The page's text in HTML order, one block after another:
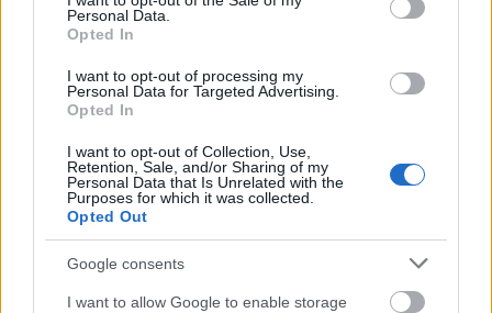
Personal Data.
Opted In
I want to opt-out of processing my
Personal Data for Targeted Advertising.
Opted In
I want to opt-out of Collection, Use,
Retention, Sale, and/or Sharing of my
Personal Data that Is Unrelated with the
Purposes for which it was collected.
Opted Out
Google consents
I want to allow Google to enable storage